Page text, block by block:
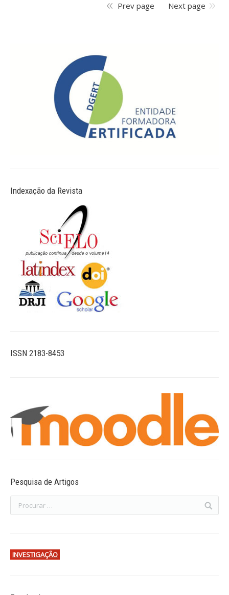
Prev page
Next page
Indexação da Revista
ISSN 2183-8453
Pesquisa de Artigos
INVESTIGAÇÃO